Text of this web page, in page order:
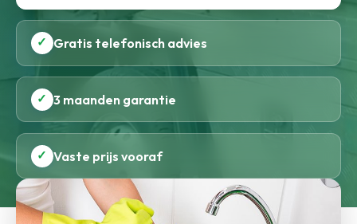
✓ Gratis telefonisch advies
✓ 3 maanden garantie
✓ Vaste prijs vooraf